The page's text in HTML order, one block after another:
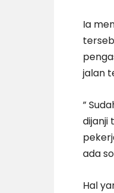
Ia
jalan
”
dijanji
ada
Hal